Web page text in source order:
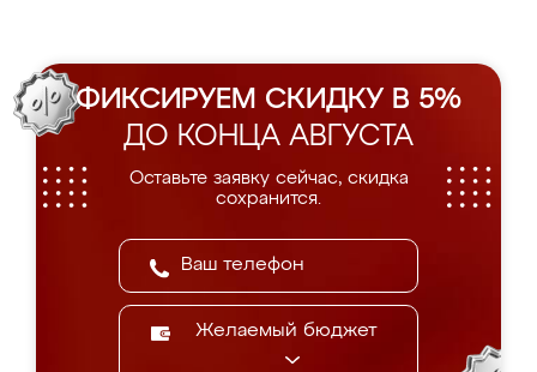
ФИКСИРУЕМ СКИДКУ В 5%
ДО КОНЦА АВГУСТА
Оставьте заявку сейчас, скидка
сохранится.
Желаемый бюджет